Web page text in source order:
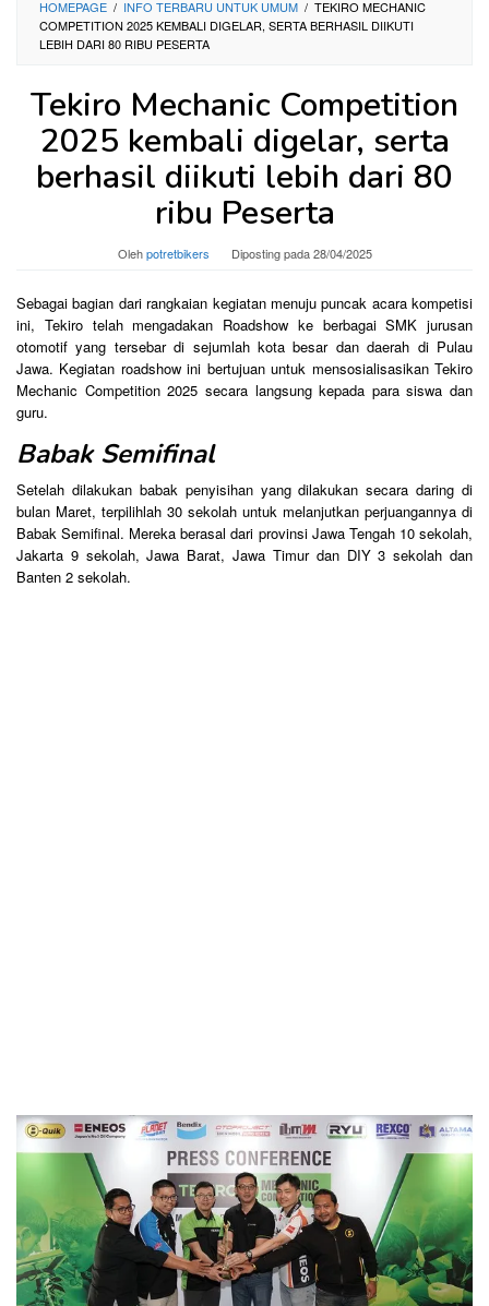
HOMEPAGE / INFO TERBARU UNTUK UMUM / TEKIRO MECHANIC
COMPETITION 2025 KEMBALI DIGELAR, SERTA BERHASIL DIIKUTI
LEBIH DARI 80 RIBU PESERTA
Tekiro Mechanic Competition
2025 kembali digelar, serta
berhasil diikuti lebih dari 80
ribu Peserta
Olehpotretbikers Diposting pada28/04/2025
Sebagai bagian dari rangkaian kegiatan menuju puncak acara kompetisi
ini, Tekiro telah mengadakan Roadshow ke berbagai SMK jurusan
otomotif yang tersebar di sejumlah kota besar dan daerah di Pulau
Jawa. Kegiatan roadshow ini bertujuan untuk mensosialisasikan Tekiro
Mechanic Competition 2025 secara langsung kepada para siswa dan
guru.
Babak Semifinal
Setelah dilakukan babak penyisihan yang dilakukan secara daring di
bulan Maret, terpilihlah 30 sekolah untuk melanjutkan perjuangannya di
Babak Semifinal. Mereka berasal dari provinsi Jawa Tengah 10 sekolah,
Jakarta 9 sekolah, Jawa Barat, Jawa Timur dan DIY 3 sekolah dan
Banten 2 sekolah.